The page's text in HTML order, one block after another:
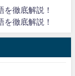
を徹底解説！
を徹底解説！